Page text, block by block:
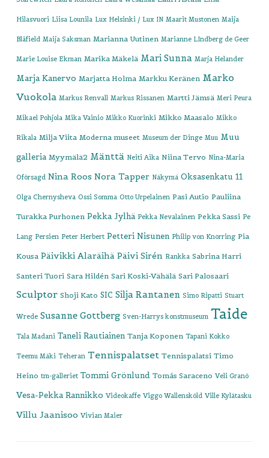
Hilasvuori Liisa Lounila Lux Helsinki / Lux IN Maarit Mustonen Maija
Blåfield Maija Saksman Marianna Uutinen Marianne LIndberg de Geer
Marie Louise Ekman Marika Mäkelä Mari Sunna Marja Helander
Marja Kanervo Marjatta Holma Markku Keränen Marko
Vuokola Markus Renvall Markus Rissanen Martti Jämsä Meri Peura
Mikael Pohjola Mika Vainio Mikko Kuorinki Mikko Maasalo Mikko
Rikala Milja Viita Moderna museet Museum der Dinge Muu Muu
galleria Myymälä2 Mänttä Neiti Aika Niina Tervo Nina-Maria
Oförsagd Nina Roos Nora Tapper Näkymä Oksasenkatu 11
Olga Chernysheva Ossi Somma Otto Urpelainen Pasi Autio Pauliina
Turakka Purhonen Pekka Jylhä Pekka Nevalainen Pekka Sassi Pe
Lang Persien Peter Herbert Petteri Nisunen Philip von Knorring Pia
Kousa Päivikki Alaräihä Päivi Sirén Rankka Sabrina Harri
Santeri Tuori Sara Hildén Sari Koski-Vähälä Sari Palosaari
Sculptor Shoji Kato SIC Silja Rantanen Simo Ripatti Stuart
Wrede Susanne Gottberg Sven-Harrys konstmuseum Taide
Tala Madani Taneli Rautiainen Tanja Koponen Tapani Kokko
Teemu Mäki Teheran Tennispalatset Tennispalatsi Timo
Heino tm-galleriet Tommi Grönlund Tomás Saraceno Veli Granö
Vesa-Pekka Rannikko Videokaffe Viggo Wallensköld Ville Kylätasku
Villu Jaanisoo Vivian Maier